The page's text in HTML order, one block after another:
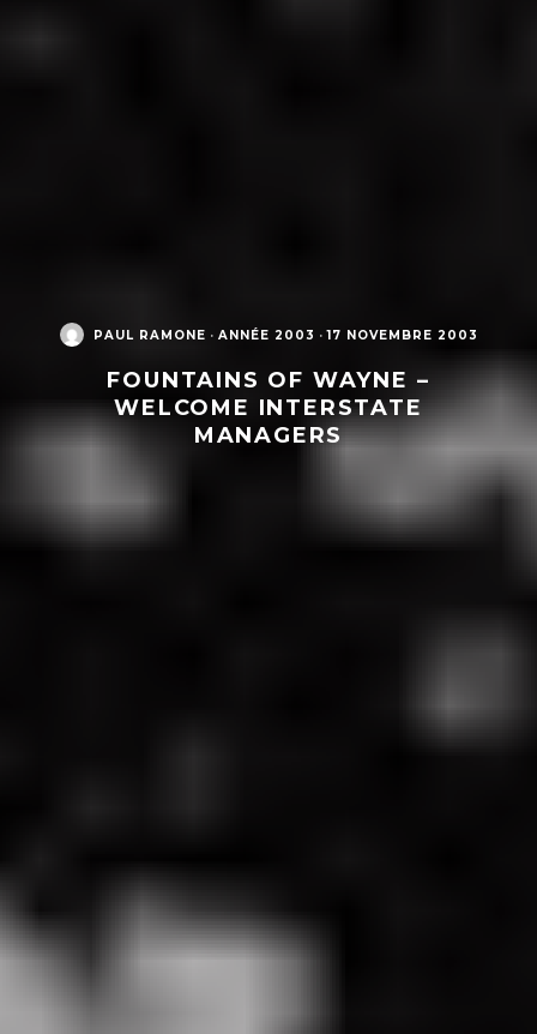
PAUL RAMONE · ANNÉE 2003 · 17 NOVEMBRE 2003
FOUNTAINS OF WAYNE –
WELCOME INTERSTATE
MANAGERS